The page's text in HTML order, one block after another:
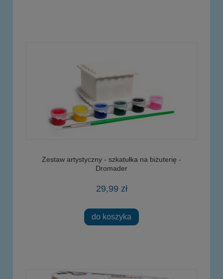
Zestaw artystyczny - szkatułka na biżuterię -
Dromader
29,99 zł
do koszyka